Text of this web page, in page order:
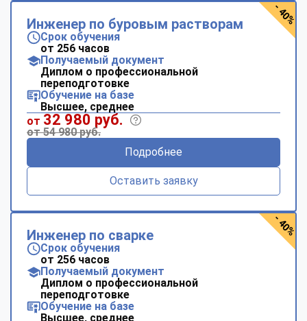
Инженер по буровым растворам
Срок обучения
от 256 часов
Получаемый документ
Диплом о профессиональной
переподготовке
Обучение на базе
Высшее, среднее
от 32 980 руб.
от 54 980 руб.
Подробнее
Оставить заявку
- 40%
Инженер по сварке
Срок обучения
от 256 часов
Получаемый документ
Диплом о профессиональной
переподготовке
Обучение на базе
Высшее, среднее
- 40%